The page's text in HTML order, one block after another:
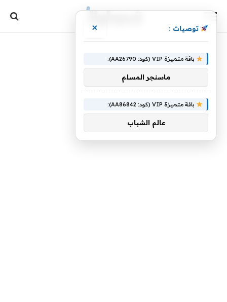
توصيات : ×
باقة متميزة VIP (كود: AA26790):
ماسنجر المسلم
باقة متميزة VIP (كود: AA86842):
عالم الشباب